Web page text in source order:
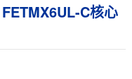
FETMX6UL-C核心